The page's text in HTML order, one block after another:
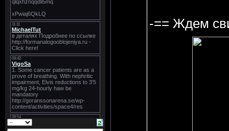
-== Ждем